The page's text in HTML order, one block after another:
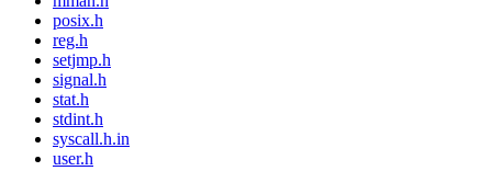
posix.h
reg.h
setjmp.h
signal.h
stat.h
stdint.h
syscall.h.in
user.h